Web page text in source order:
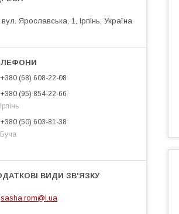
вул. Ярославська, 1, Ірпінь, Україна
+380 (68) 608-22-08
+380 (95) 854-22-66
Ірпінь
+380 (50) 603-81-38
Буча
sasha.rom@i.ua